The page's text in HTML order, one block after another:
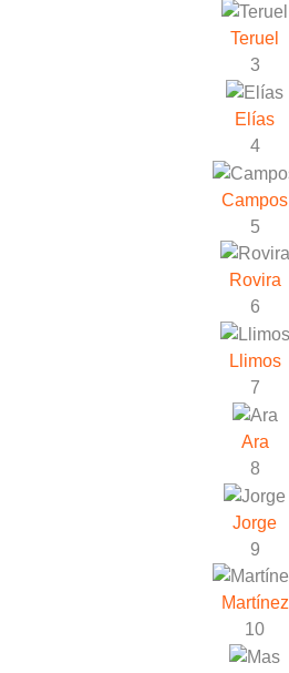
Teruel
3
Elías
4
Campos
5
Rovira
6
Llimos
7
Ara
8
Jorge
9
Martínez
10